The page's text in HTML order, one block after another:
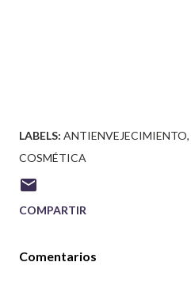
LABELS: ANTIENVEJECIMIENTO
COSMÉTICA
COMPARTIR
Comentarios